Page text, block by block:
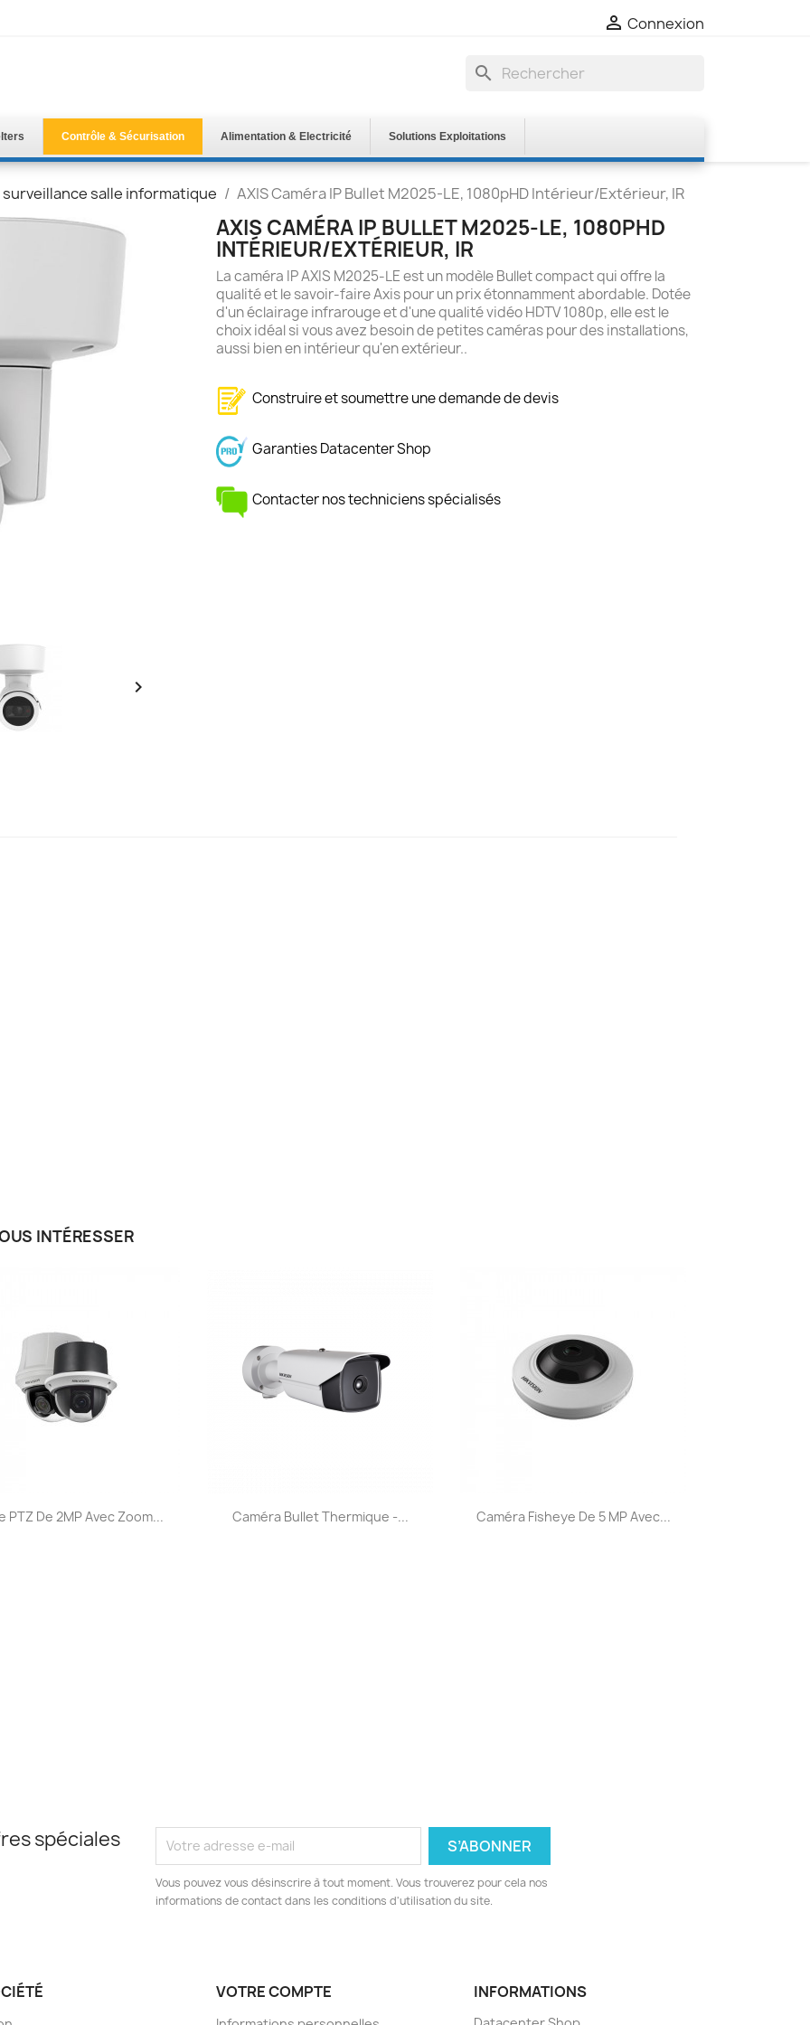
 Connexion
search
Contrôle & Sécurisation Alimentation & Electricité Solutions Exploitations
surveillance salle informatique AXIS Caméra IP Bullet M2025-LE, 1080pHD Intérieur/Extérieur, IR

AXIS CAMÉRA IP BULLET M2025-LE, 1080PHD
INTÉRIEUR/EXTÉRIEUR, IR
La caméra IP AXIS M2025-LE est un modèle Bullet compact qui offre la
qualité et le savoir-faire Axis pour un prix étonnamment abordable. Dotée
d'un éclairage infrarouge et d'une qualité vidéo HDTV 1080p, elle est le
choix idéal si vous avez besoin de petites caméras pour des installations,
aussi bien en intérieur qu'en extérieur..
Construire et soumettre une demande de devis
Garanties Datacenter Shop
Contacter nos techniciens spécialisés
INTÉRESSER
Aperçu rapide
PTZ De 2MP Avec Zoom... Aperçu rapide
Caméra Bullet Thermique -... Aperçu rapide
Caméra Fisheye De 5 MP Avec...
spéciales
Vous pouvez vous désinscrire à tout moment. Vous trouverez pour cela nos
informations de contact dans les conditions d'utilisation du site.
VOTRE COMPTE INFORMATIONS